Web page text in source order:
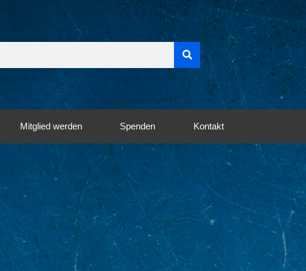
Mitglied werden Spenden Kontakt